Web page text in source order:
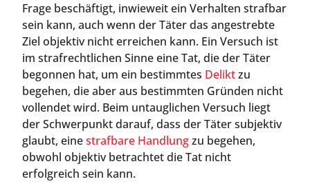
Frage beschäftigt, inwieweit ein Verhalten strafbar
sein kann, auch wenn der Täter das angestrebte
Ziel objektiv nicht erreichen kann. Ein Versuch ist
im strafrechtlichen Sinne eine Tat, die der Täter
begonnen hat, um ein bestimmtes Deliktzu
begehen, die aber aus bestimmten Gründen nicht
vollendet wird. Beim untauglichen Versuch liegt
der Schwerpunkt darauf, dass der Täter subjektiv
glaubt, einestrafbare Handlungzu begehen,
obwohl objektiv betrachtet die Tat nicht
erfolgreich sein kann.